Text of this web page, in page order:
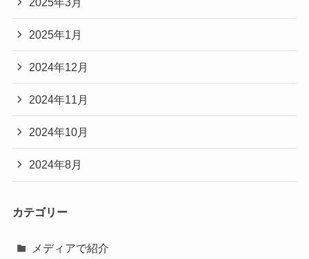
2025年1月
2024年12月
2024年11月
2024年10月
2024年8月
カテゴリー
メディアで紹介